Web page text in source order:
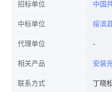
招标单位 中国
中标单位 绥滨
代理单位
相关产品 安装
联系方式 丁晓松